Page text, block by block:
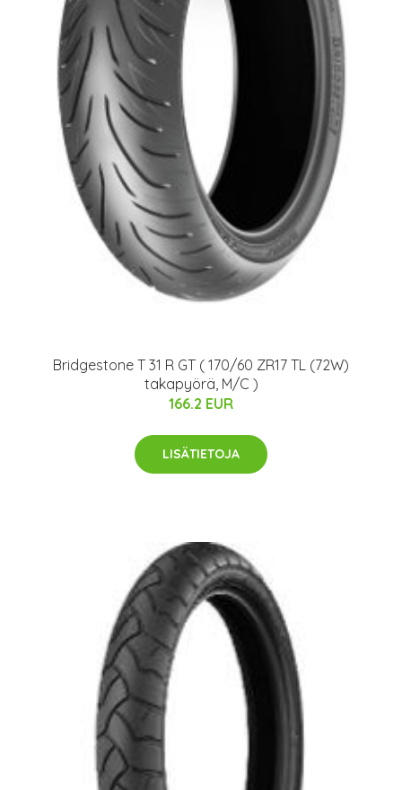
Bridgestone T 31 R GT ( 170/60 ZR17 TL (72W)
takapyörä, M/C )
166.2 EUR
LISÄTIETOJA